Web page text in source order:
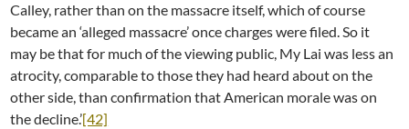
Calley, rather than on the massacre itself, which of course
became an ‘alleged massacre’ once charges were filed. So it
may be that for much of the viewing public, My Lai was less an
atrocity, comparable to those they had heard about on the
other side, than confirmation that American morale was on
the decline.’[42]